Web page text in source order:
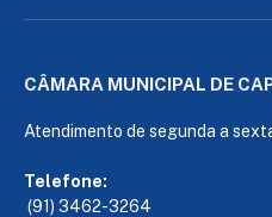
CÂMARA MUNICIPAL DE
Atendimento de segunda a
Telefone:
(91) 3462-3264